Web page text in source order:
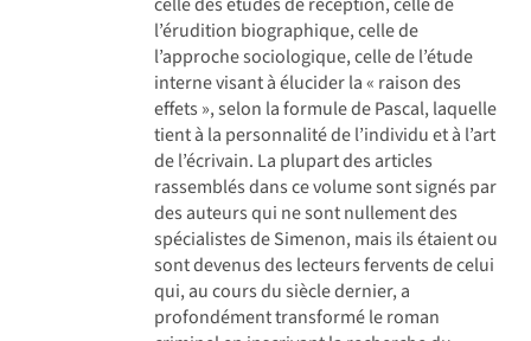
l’érudition biographique, celle de
l’approche sociologique, celle de l’étude
interne visant à élucider la « raison des
effets », selon la formule de Pascal, laquelle
tient à la personnalité de l’individu et à l’art
de l’écrivain. La plupart des articles
rassemblés dans ce volume sont signés par
des auteurs qui ne sont nullement des
spécialistes de Simenon, mais ils étaient ou
sont devenus des lecteurs fervents de celui
qui, au cours du siècle dernier, a
profondément transformé le roman